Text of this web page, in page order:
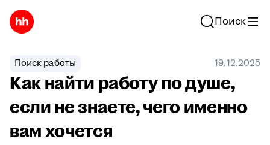
Поиск
Поиск работы 19.12.2025
Как найти работу по душе,
если не знаете, чего именно
вам хочется